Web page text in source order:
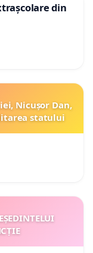
din
Nicușor Dan,
statului